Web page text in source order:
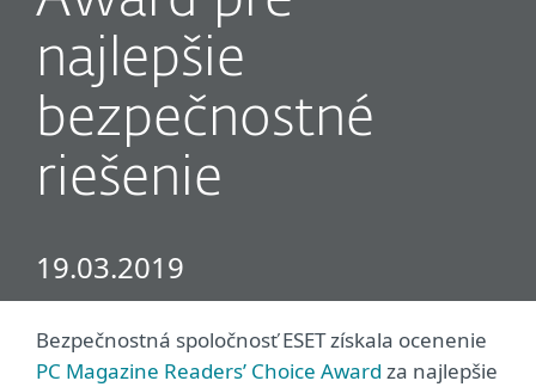
najlepšie
bezpečnostné
riešenie
19.03.2019
Bezpečnostná spoločnosť ESET získala ocenenie
PC Magazine Readers’ Choice Award za najlepšie